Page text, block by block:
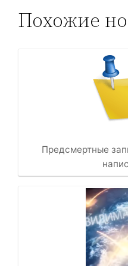
Похожие
Предсмертные